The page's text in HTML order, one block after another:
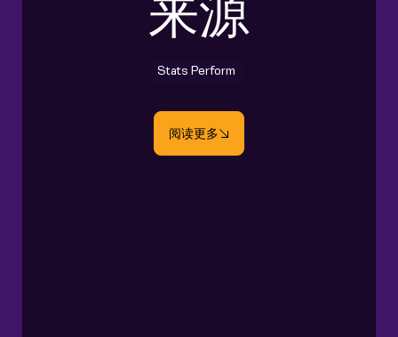
来源
Stats Perform
阅读更多